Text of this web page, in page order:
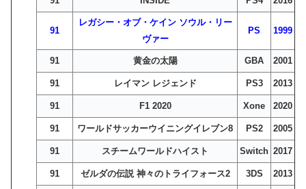
91
レガシー・オブ・ケイン ソウル・リー
ヴァー
PS 1999
91 黄金の太陽 GBA 2001
91 レイマン レジェンド PS3 2013
91 F1 2020 Xone 2020
91 ワールドサッカーウイニングイレブン8 PS2 2005
91 スチームワールドハイスト Switch 2017
91 ゼルダの伝説 神々のトライフォース2 3DS 2013